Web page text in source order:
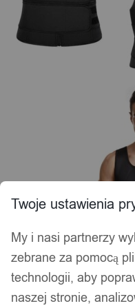
Twoje ustawienia
My i nasi partnerzy
zebrane za pomocą
technologii, aby
naszej stronie,